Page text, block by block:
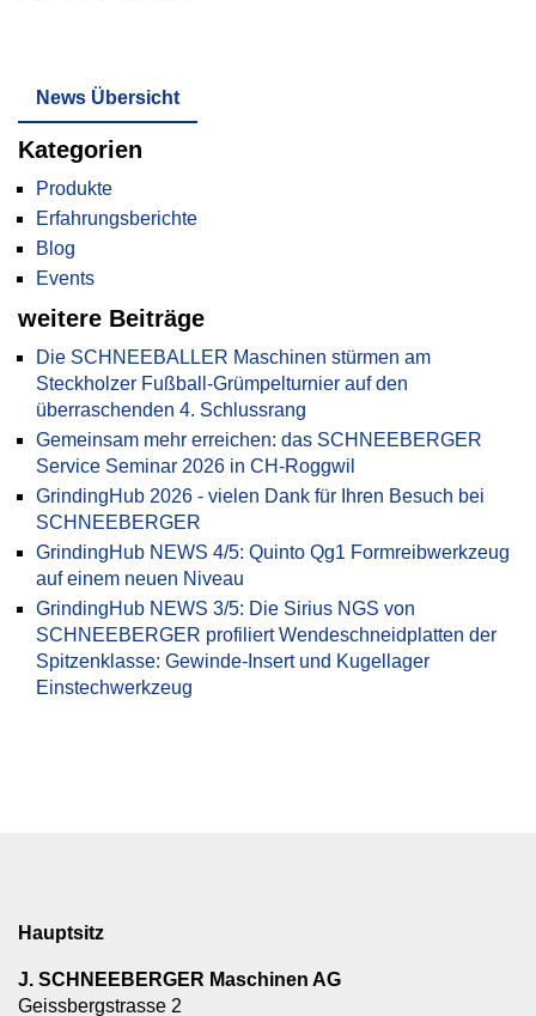
News Übersicht
Kategorien
Produkte
Erfahrungsberichte
Blog
Events
weitere Beiträge
Die SCHNEEBALLER Maschinen stürmen am
Steckholzer Fußball-Grümpelturnier auf den
überraschenden 4. Schlussrang
Gemeinsam mehr erreichen: das SCHNEEBERGER
Service Seminar 2026 in CH-Roggwil
GrindingHub 2026 - vielen Dank für Ihren Besuch bei
SCHNEEBERGER
GrindingHub NEWS 4/5: Quinto Qg1 Formreibwerkzeug
auf einem neuen Niveau
GrindingHub NEWS 3/5: Die Sirius NGS von
SCHNEEBERGER profiliert Wendeschneidplatten der
Spitzenklasse: Gewinde-Insert und Kugellager
Einstechwerkzeug
Hauptsitz
J. SCHNEEBERGER Maschinen AG
Geissbergstrasse 2